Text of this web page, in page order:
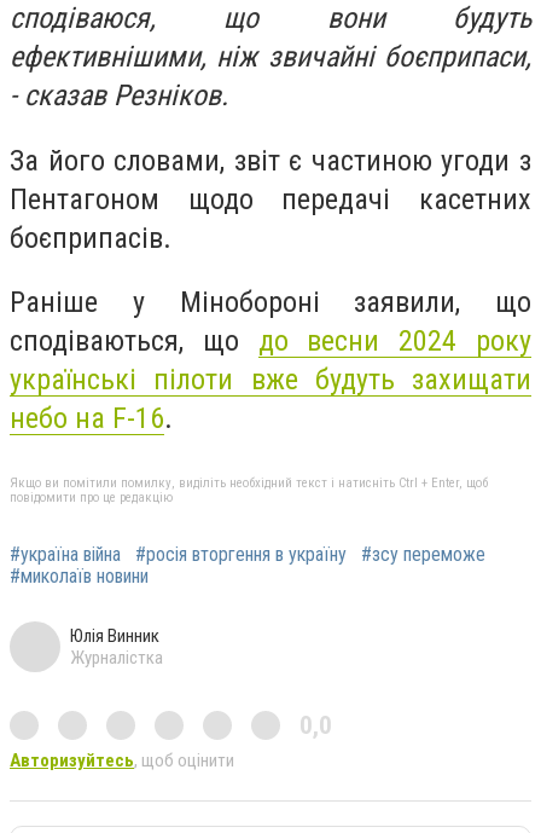
сподіваюся, що вони будуть
ефективнішими, ніж звичайні боєприпаси,
- сказав Резніков.
За його словами, звіт є частиною угоди з
Пентагоном щодо передачі касетних
боєприпасів.
Раніше у Мінобороні заявили, що
сподіваються, що до весни 2024 року
українські пілоти вже будуть захищати
небо на F-16.
Якщо ви помітили помилку, виділіть необхідний текст і натисніть Ctrl + Enter, щоб
повідомити про це редакцію
#україна війна #росія вторгення в україну
#зсу переможе
#миколаїв новини
Юлія Винник
Журналістка
0,0
Авторизуйтесь, щоб оцінити